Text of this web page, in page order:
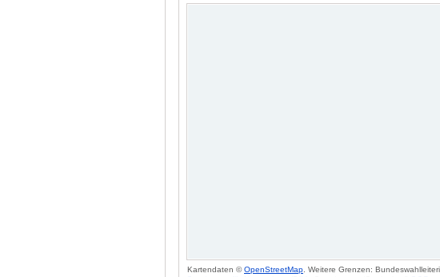
Kartendaten ©OpenStreetMap . Weitere Grenzen: